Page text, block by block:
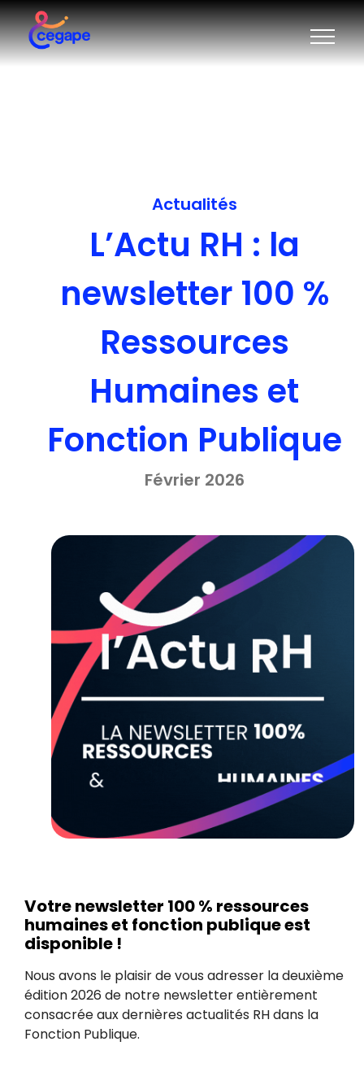
Actualités
L’Actu RH : la
newsletter 100 %
Ressources
Humaines et
Fonction Publique
Février 2026
Votre newsletter 100 % ressources
humaines et fonction publique est
disponible !
Nous avons le plaisir de vous adresser la deuxième
édition 2026 de notre newsletter entièrement
consacrée aux dernières actualités RH dans la
Fonction Publique.